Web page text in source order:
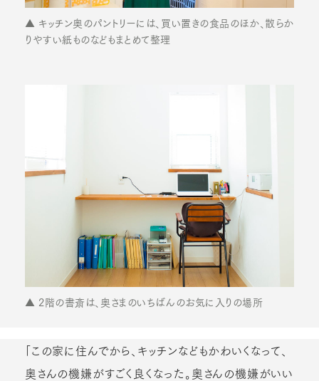
▲ キッチン奥のパントリーには、買い置きの食品のほか、散らか
りやすい紙ものなどもまとめて整理
▲ 2階の書斎は、奥さまのいちばんのお気に入りの場所
「この家に住んでから、キッチンなどもかわいくなって、
奥さんの機嫌がすごく良くなった。奥さんの機嫌がいい